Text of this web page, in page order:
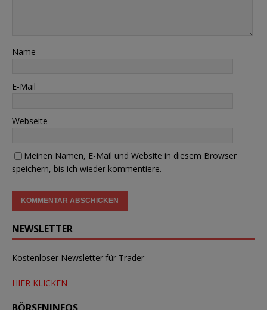
Name
E-Mail
Webseite
Meinen Namen, E-Mail und Website in diesem Browser
speichern, bis ich wieder kommentiere.
NEWSLETTER
Kostenloser Newsletter für Trader
HIER KLICKEN
BÖRSENINFOS